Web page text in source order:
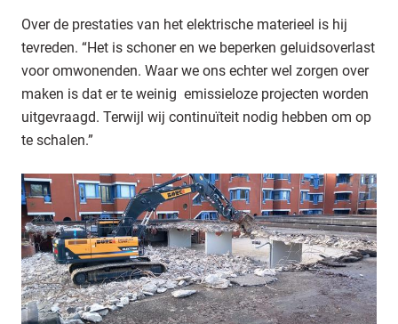
Over de prestaties van het elektrische materieel is hij
tevreden. “Het is schoner en we beperken geluidsoverlast
voor omwonenden. Waar we ons echter wel zorgen over
maken is dat er te weinig emissieloze projecten worden
uitgevraagd. Terwijl wij continuïteit nodig hebben om op
te schalen.”